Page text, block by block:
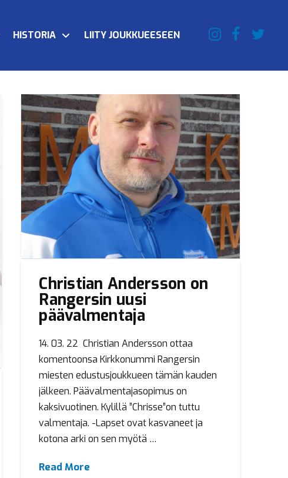
HISTORIA LIITY JOUKKUEESEEN
Christian Andersson on
Rangersin uusi
päävalmentaja
14. 03. 22 Christian Andersson ottaa
komentoonsa Kirkkonummi Rangersin
miesten edustusjoukkueen tämän kauden
jälkeen. Päävalmentajasopimus on
kaksivuotinen. Kylillä ”Chrisse”on tuttu
valmentaja. -Lapset ovat kasvaneet ja
kotona arki on sen myötä …
Read More